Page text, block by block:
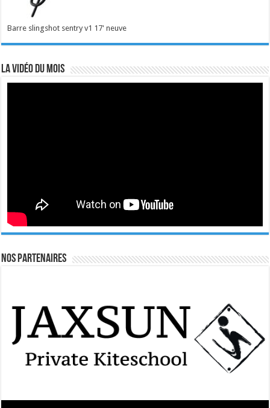
Barre slingshot sentry v1 17' neuve
La vidéo du mois
Nos Partenaires